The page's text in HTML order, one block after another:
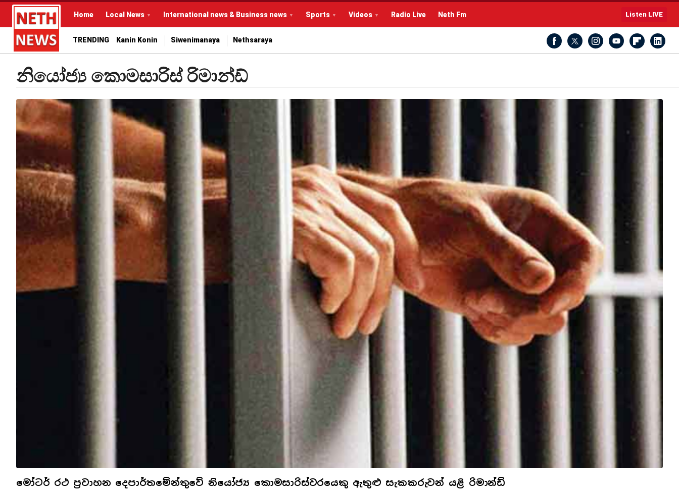
Home Local News International news & Business news Sports Videos Radio Live Neth Fm Listen LIVE
TRENDING Kanin Konin Siwenimanaya Nethsaraya
නියෝජ්‍ය කොමසාරිස් රිමාන්ඩ්
මෝටර් රථ ප්‍රවාහන දෙපාර්තමේන්තුවේ නියෝජ්‍ය කොමසාරිස්වරයෙකු ඇතුළු සැකකරුවන් යළි රිමාන්ඩ්